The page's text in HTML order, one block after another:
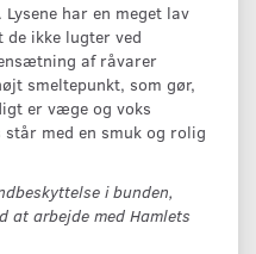
har en meget lav
ikke lugter ved
af råvarer
smeltepunkt, som gør,
er væge og voks
med en smuk og rolig
i bunden,
at arbejde med Hamlets